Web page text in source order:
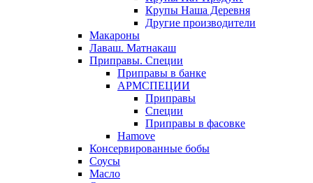
Крупы Наша Деревня
Другие производители
Макароны
Лаваш. Матнакаш
Приправы. Специи
Приправы в банке
АРМСПЕЦИИ
Приправы
Специи
Приправы в фасовке
Hamove
Консервированные бобы
Соусы
Масло